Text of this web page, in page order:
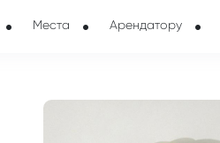
Места Арендатору